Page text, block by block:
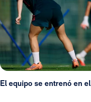
El equipo se entrenó en